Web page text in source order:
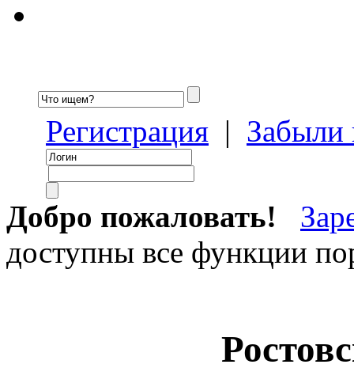
Регистрация | Забыли
Добро пожаловать!
доступны все функции